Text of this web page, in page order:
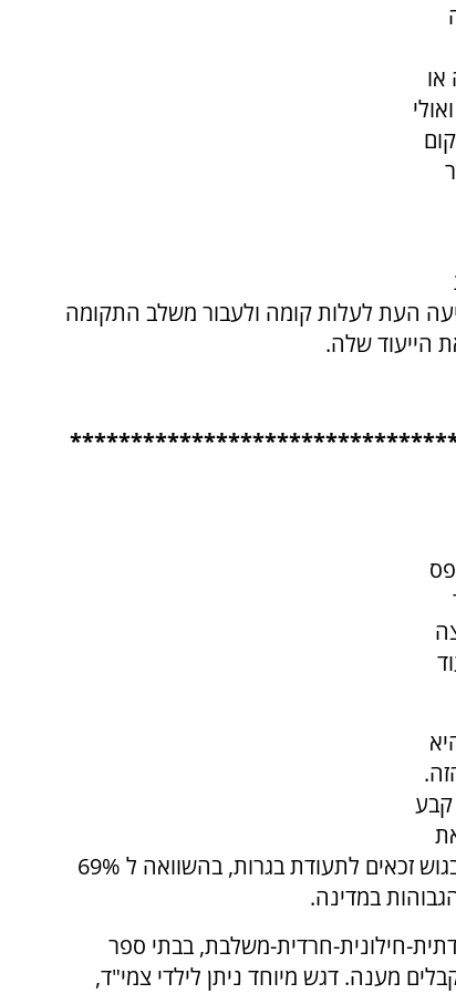
ואולי
העת לעלות קומה ולעבור משלב התקומה
הייעוד שלה.
קבע
פרס החינוך הארצי. 88% מתלמידי התיכונים והישיבות בגוש זכאים לתעודת בגרות, בהשוואה ל 69%
במדינה.
חילונית-חרדית-משלבת, בבתי ספר
מענה. דגש מיוחד ניתן לילדי צמי"ד,